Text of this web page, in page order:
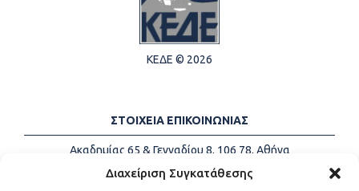
Διαχείριση Συγκατάθεσης
ΚΕΔΕ © 2026
ΣΤΟΙΧΕΙΑ ΕΠΙΚΟΙΝΩΝΙΑΣ
Ακαδημίας 65 & Γενναδίου 8, 106 78, Αθήνα
Τηλέφωνα:
+30 213-2147500
Email:
info@kede.gr